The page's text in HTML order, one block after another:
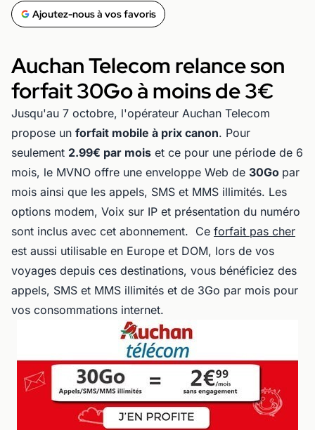
Ajoutez-nous à vos favoris
Auchan Telecom relance son
forfait 30Go à moins de 3€
Jusqu'au 7 octobre, l'opérateur Auchan Telecom
propose un forfait mobile à prix canon. Pour
seulement 2.99€ par mois et ce pour une période de 6
mois, le MVNO offre une enveloppe Web de 30Go par
mois ainsi que les appels, SMS et MMS illimités. Les
options modem, Voix sur IP et présentation du numéro
sont inclus avec cet abonnement. Ce forfait pas cher
est aussi utilisable en Europe et DOM, lors de vos
voyages depuis ces destinations, vous bénéficiez des
appels, SMS et MMS illimités et de 3Go par mois pour
vos consommations internet.